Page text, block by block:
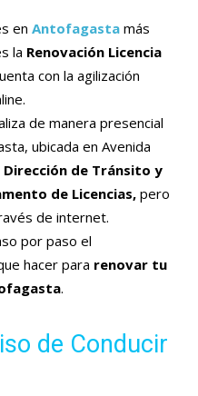
en Antofagasta más
la Renovación Licencia
con la agilización
de manera presencial
ubicada en Avenida
Dirección de Tránsito y
de Licencias, pero
de internet.
por paso el
hacer para renovar tu
.
de Conducir